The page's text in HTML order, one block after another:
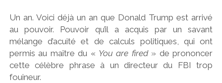
Un an. Voici déjà un an que Donald Trump est arrivé
au pouvoir. Pouvoir qu’il a acquis par un savant
mélange d’acuité et de calculs politiques, qui ont
permis au maître du « You are fired» de prononcer
cette célèbre phrase à un directeur du FBI trop
fouineur.